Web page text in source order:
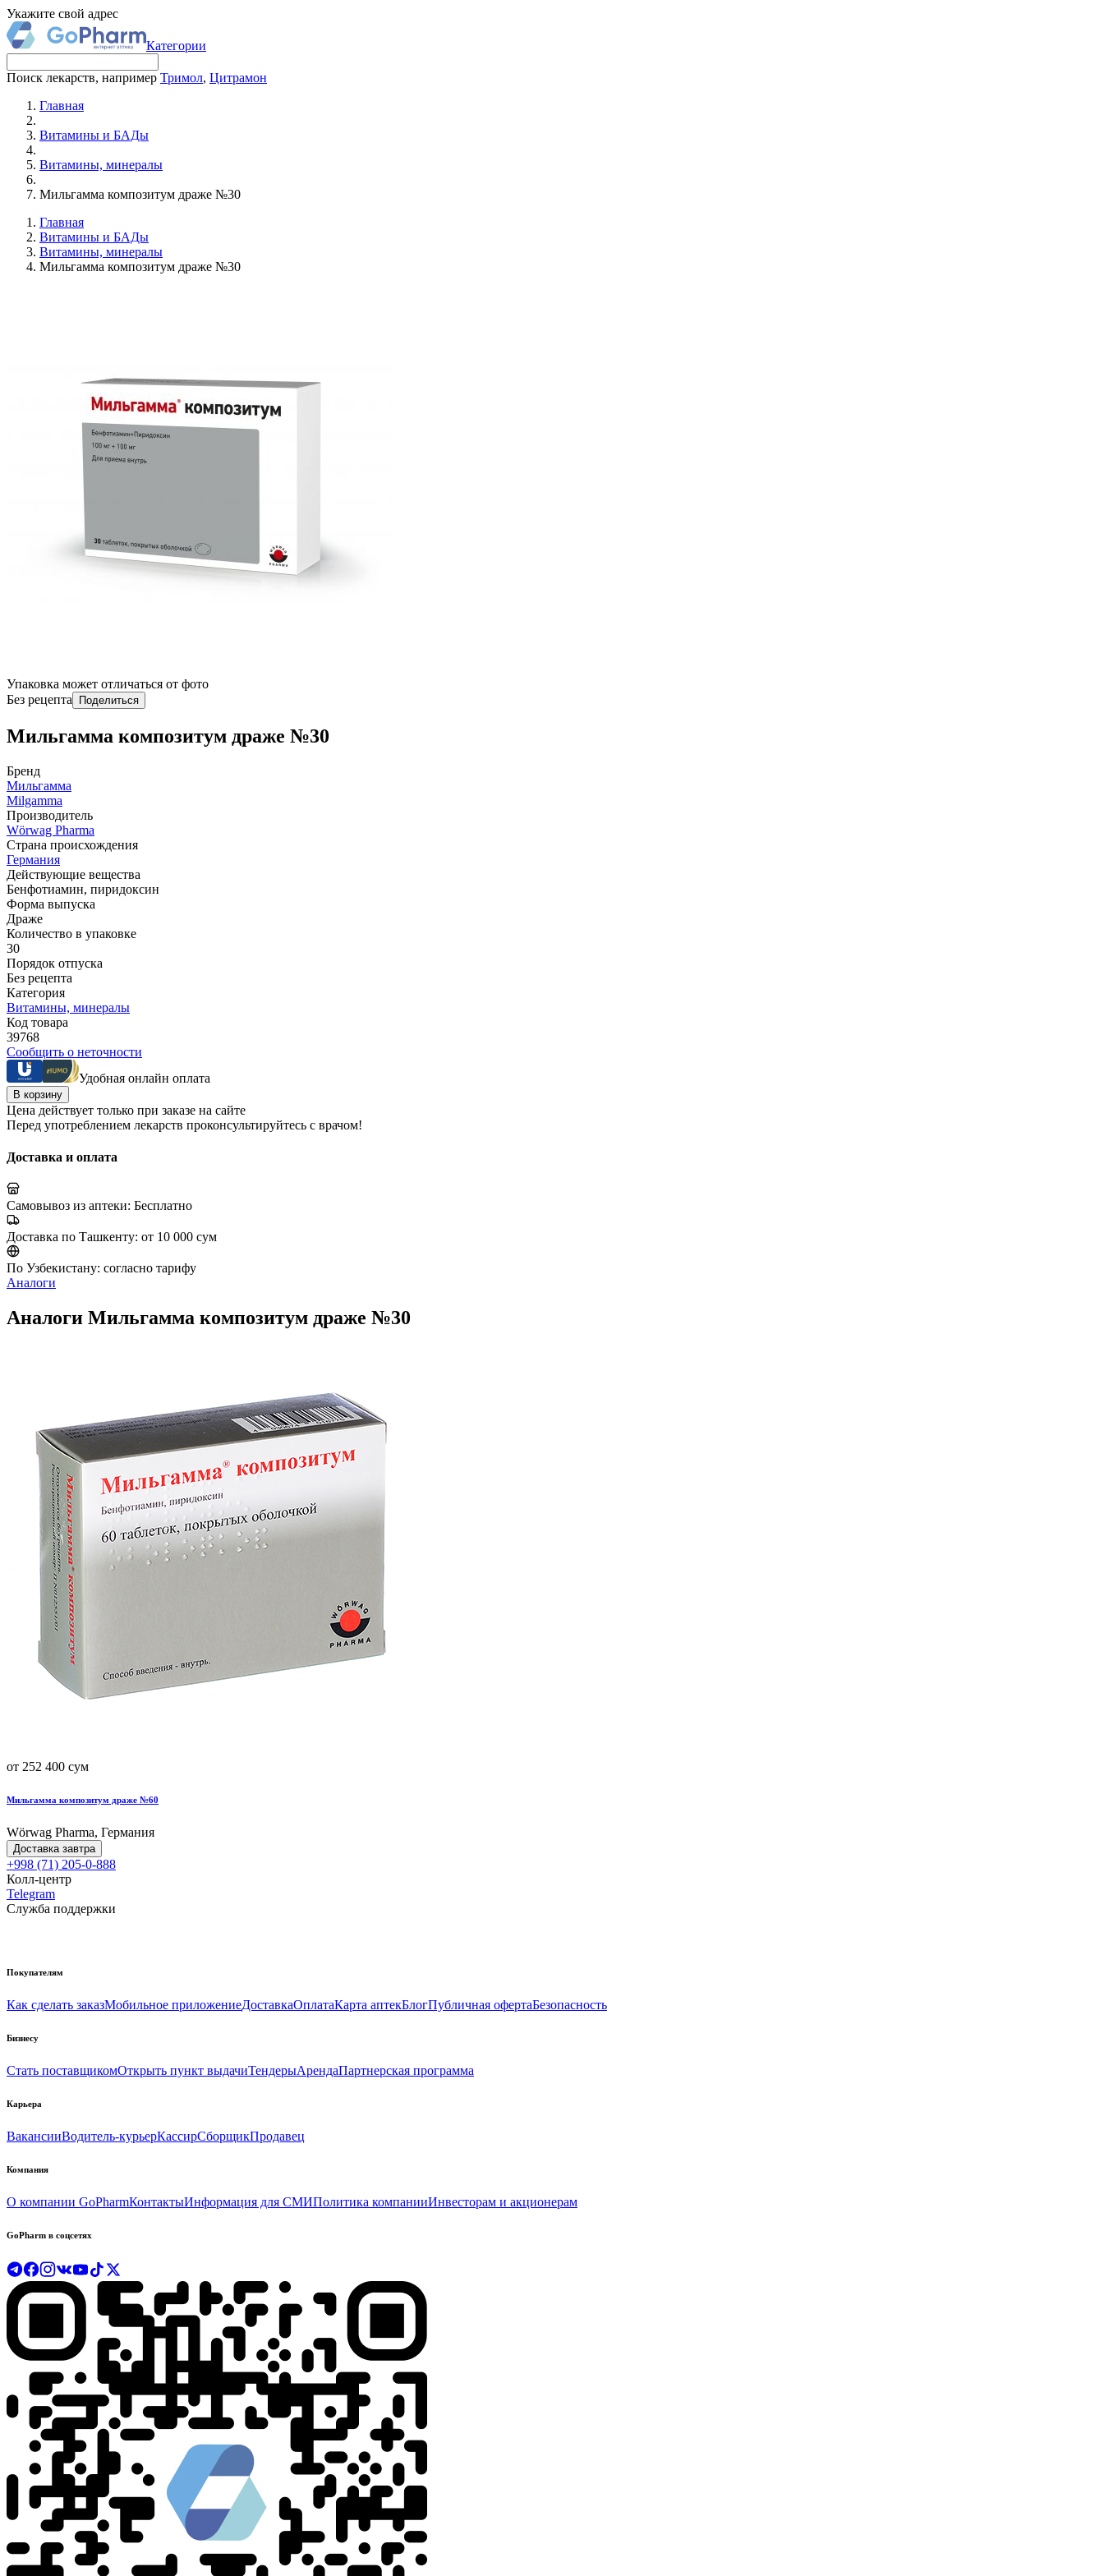
Укажите свой адрес
Категории
Поиск лекарств, например Тримол, Цитрамон
Главная
Витамины и БАДы
Витамины, минералы
Мильгамма композитум драже №30
Главная
Витамины и БАДы
Витамины, минералы
Мильгамма композитум драже №30
Упаковка может отличаться от фото
Без рецепта
Поделиться
Мильгамма композитум драже №30
Бренд
Мильгамма
Milgamma
Производитель
Wörwag Pharma
Страна происхождения
Германия
Действующие вещества
Бенфотиамин, пиридоксин
Форма выпуска
Драже
Количество в упаковке
30
Порядок отпуска
Без рецепта
Категория
Витамины, минералы
Код товара
39768
Сообщить о неточности
Удобная онлайн оплата
В корзину
Цена действует только при заказе на сайте
Перед употреблением лекарств проконсультируйтесь с врачом!
Доставка и оплата
Самовывоз из аптеки: Бесплатно
Доставка по Ташкенту: от 10 000 сум
По Узбекистану: согласно тарифу
Аналоги
Аналоги Мильгамма композитум драже №30
от 252 400 сум
Мильгамма композитум драже №60
Wörwag Pharma, Германия
Доставка завтра
+998 (71) 205-0-888
Колл-центр
Telegram
Служба поддержки
Покупателям
Как сделать заказМобильное приложениеДоставкаОплатаКарта аптекБлогПубличная офертаБезопасность
Бизнесу
Стать поставщикомОткрыть пункт выдачиТендерыАрендаПартнерская программа
Карьера
ВакансииВодитель-курьерКассирСборщикПродавец
Компания
О компании GoPharmКонтактыИнформация для СМИПолитика компанииИнвесторам и акционерам
GoPharm в соцсетях